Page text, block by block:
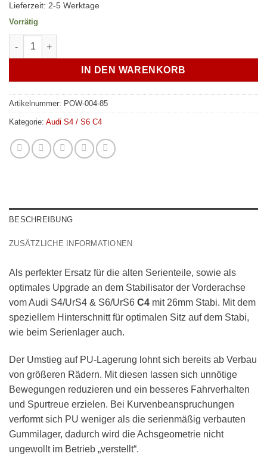
Lieferzeit: 2-5 Werktage
Vorrätig
Verkline PU-Lager Stabilisator 26mm Vorderachse Audi S4 / S6
IN DEN WARENKORB
Artikelnummer: POW-004-85
Kategorie: Audi S4 / S6 C4
BESCHREIBUNG
ZUSÄTZLICHE INFORMATIONEN
Als perfekter Ersatz für die alten Serienteile, sowie als
optimales Upgrade an dem Stabilisator der Vorderachse
vom Audi S4/UrS4 & S6/UrS6 C4 mit 26mm Stabi. Mit dem
speziellem Hinterschnitt für optimalen Sitz auf dem Stabi,
wie beim Serienlager auch.
Der Umstieg auf PU-Lagerung lohnt sich bereits ab Verbau
von größeren Rädern. Mit diesen lassen sich unnötige
Bewegungen reduzieren und ein besseres Fahrverhalten
und Spurtreue erzielen. Bei Kurvenbeanspruchungen
verformt sich PU weniger als die serienmäßig verbauten
Gummilager, dadurch wird die Achsgeometrie nicht
ungewollt im Betrieb „verstellt“.